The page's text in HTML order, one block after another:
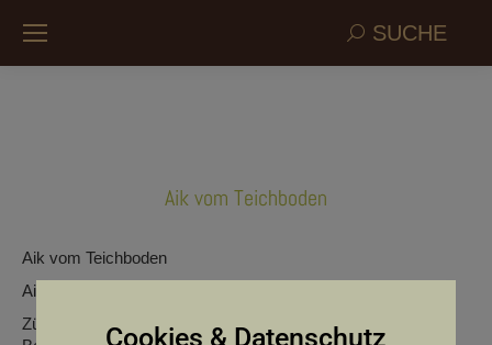
Search:SUCHE
Aik vom Teichboden
Aik vom Teichboden
Aik vom Teichboden
Züchter: Kohlbacher Herwig
Cookies & Datenschutz